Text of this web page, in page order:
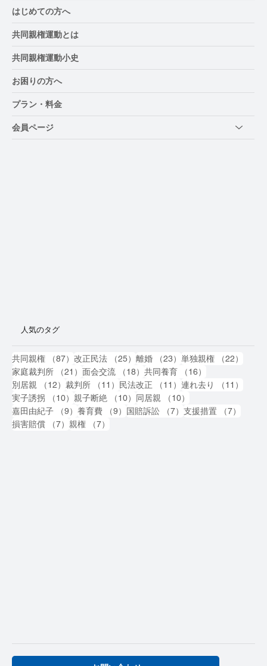
はじめての方へ
共同親権運動とは
共同親権運動小史
お困りの方へ
プラン・料金
会員ページ
人気のタグ
共同親権 （87） 87件の記事
改正民法 （25） 25件の記事
離婚 （23） 23件の記事
単独親権 （22）
家庭裁判所
（21） 21件の記事
面会交流 （18） 18件の記事
共同養育 （16）
別居親
（12） 12件の記事
裁判所 （11） 11件の記事
民法改正 （11） 11件の記事
連れ去り （11）
実子誘拐
（10） 10件の記事
親子断絶 （10） 10件の記事
同居親 （10）
嘉田由紀子
（9） 9件の記事
養育費 （9） 9件の記事
国賠訴訟 （7） 7件の記事
支援措置 （7）
損害賠償
（7） 7件の記事
親権 （7）